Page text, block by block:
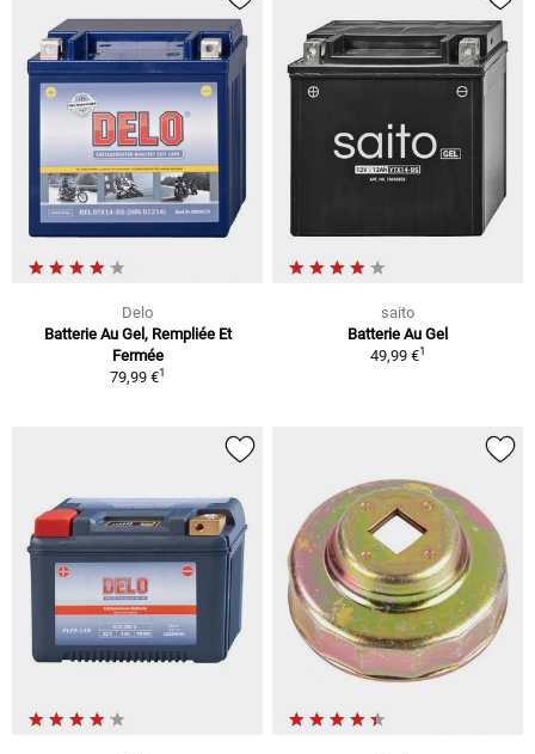
Delo
Batterie Au Gel, Rempliée Et
Fermée
79,99 €1
saito
Batterie Au Gel
49,99 €1